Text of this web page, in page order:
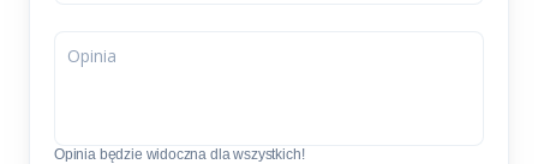
Opinia będzie widoczna dla wszystkich!